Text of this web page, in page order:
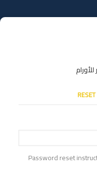
Password reset